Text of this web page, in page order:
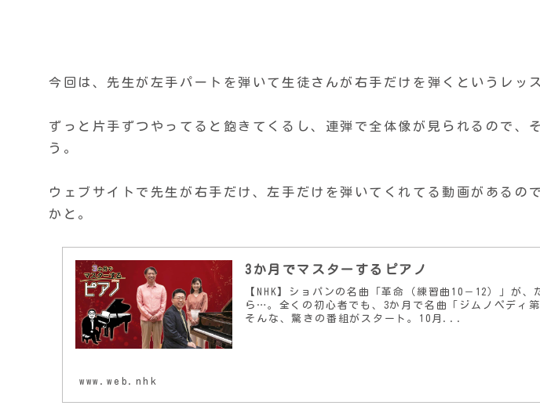
今回は、先生が左手パートを弾いて生徒さんが右手だけを弾くというレッ
ずっと片手ずつやってると飽きてくるし、連弾で全体像が見られるので、
う。
ウェブサイトで先生が右手だけ、左手だけを弾いてくれてる動画があるの
かと。
3か月でマスターするピアノ
【NHK】ショパンの名曲「革命（練習曲10－12）」が
ら…。全くの初心者でも、3か月で名曲「ジムノペディ
そんな、驚きの番組がスタート。10月...
www.web.nhk